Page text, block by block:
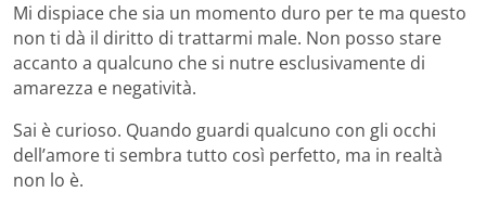
Mi dispiace che sia un momento duro per te ma questo
non ti dà il diritto di trattarmi male. Non posso stare
accanto a qualcuno che si nutre esclusivamente di
amarezza e negatività.
Sai è curioso. Quando guardi qualcuno con gli occhi
dell’amore ti sembra tutto così perfetto, ma in realtà
non lo è.